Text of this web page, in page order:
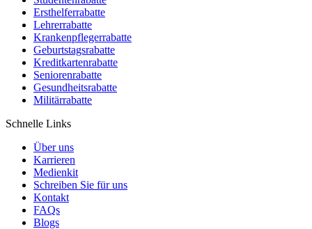
Ersthelferrabatte
Lehrerrabatte
Krankenpflegerrabatte
Geburtstagsrabatte
Kreditkartenrabatte
Seniorenrabatte
Gesundheitsrabatte
Militärrabatte
Schnelle Links
Über uns
Karrieren
Medienkit
Schreiben Sie für uns
Kontakt
FAQs
Blogs